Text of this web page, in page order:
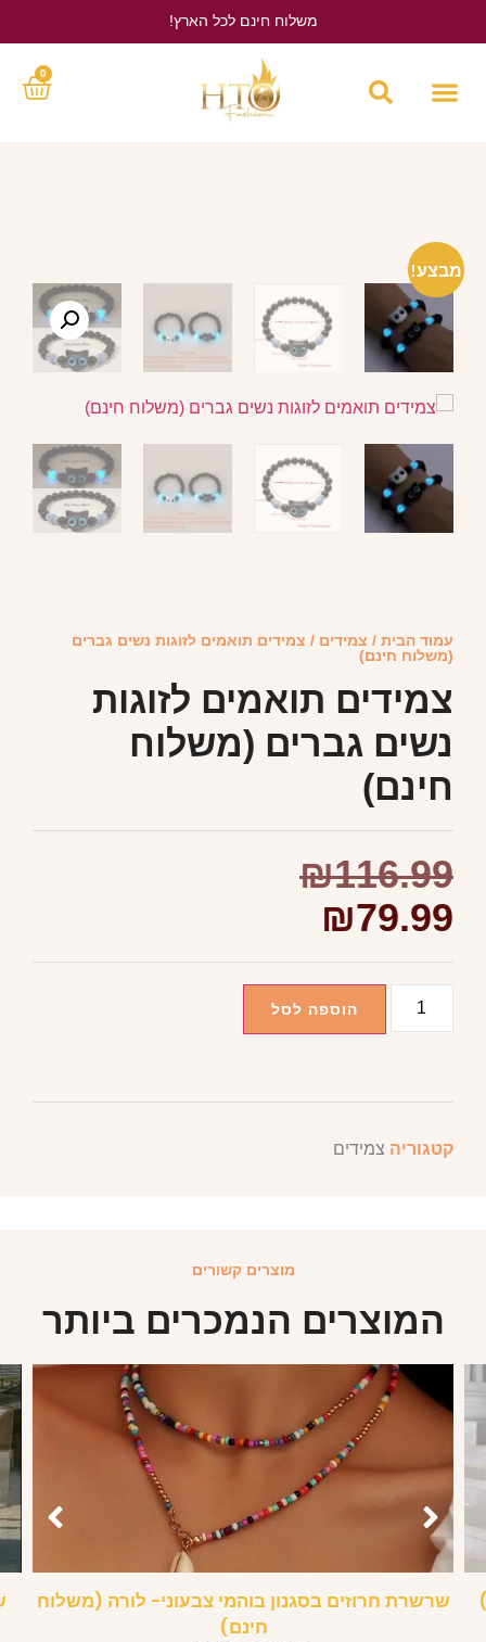
משלוח חינם לכל הארץ!
0
מבצע!
עמוד הבית / צמידים / צמידים תואמים לזוגות נשים גברים
(משלוח חינם)
צמידים תואמים לזוגות
נשים גברים (משלוח
חינם)
₪116.99
₪79.99
הוספה לסל
קטגוריה צמידים
מוצרים קשורים
המוצרים הנמכרים ביותר
שרשרת חרוזים בסגנון בוהמי צבעוני- לורה (משלוח
חינם)